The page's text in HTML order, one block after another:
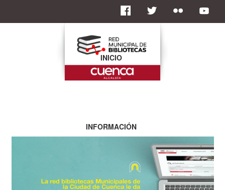
INICIO
INFORMACIÓN